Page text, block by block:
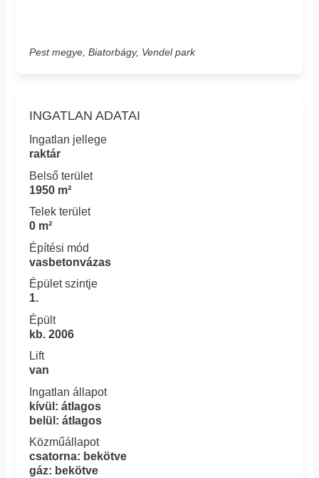
Pest megye, Biatorbágy, Vendel park
INGATLAN ADATAI
Ingatlan jellege
raktár
Belső terület
1950 m²
Telek terület
0 m²
Építési mód
vasbetonvázas
Épület szintje
1.
Épült
kb. 2006
Lift
van
Ingatlan állapot
kívül: átlagos
belül: átlagos
Közműállapot
csatorna: bekötve
gáz: bekötve